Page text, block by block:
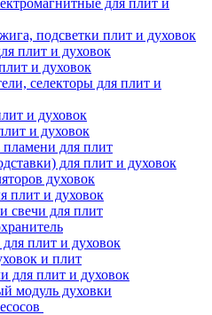
для плит и
подсветки плит и духовок
плит и духовок
и духовок
селекторы для плит и
и духовок
и духовок
пламени для плит
для плит и духовок
духовок
плит и духовок
свечи для плит
плит и духовок
и плит
для плит и духовок
модуль духовки